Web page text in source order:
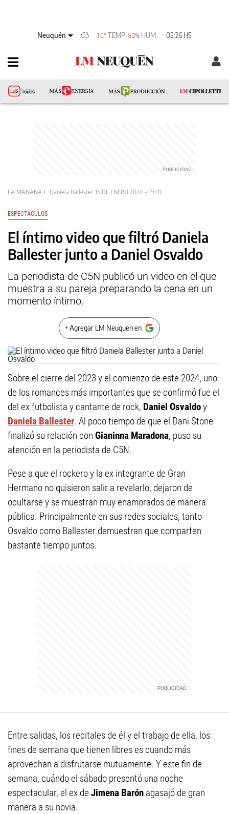
Neuquén 10°TEMP 50% HUM 05:26 HS
LA MAÑANA Daniela Ballester 15 DE ENERO 2024 - 19:01
ESPECTÁCULOS
El íntimo video que filtró Daniela
Ballester junto a Daniel Osvaldo
La periodista de C5N publicó un video en el que
muestra a su pareja preparando la cena en un
momento íntimo.
+ Agregar LM Neuquen en
Sobre el cierre del 2023 y el comienzo de este 2024, uno
de los romances más importantes que se confirmó fue el
del ex futbolista y cantante de rock, Daniel Osvaldoy
Daniela Ballester. Al poco tiempo de que el Dani Stone
finalizó su relación con Gianinna Maradona, puso su
atención en la periodista de C5N.
Pese a que el rockero y la ex integrante de Gran
Hermano no quisieron salir a revelarlo, dejaron de
ocultarse y se muestran muy enamorados de manera
pública. Principalmente en sus redes sociales, tanto
Osvaldo como Ballester demuestran que comparten
bastante tiempo juntos.
Entre salidas, los recitales de él y el trabajo de ella, los
fines de semana que tienen libres es cuando más
aprovechan a disfrutarse mutuamente. Y este fin de
semana, cuándo el sábado presentó una noche
espectacular, el ex de Jimena Barón agasajó de gran
manera a su novia.